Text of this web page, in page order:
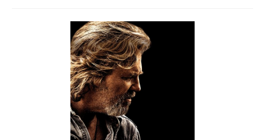
publication :